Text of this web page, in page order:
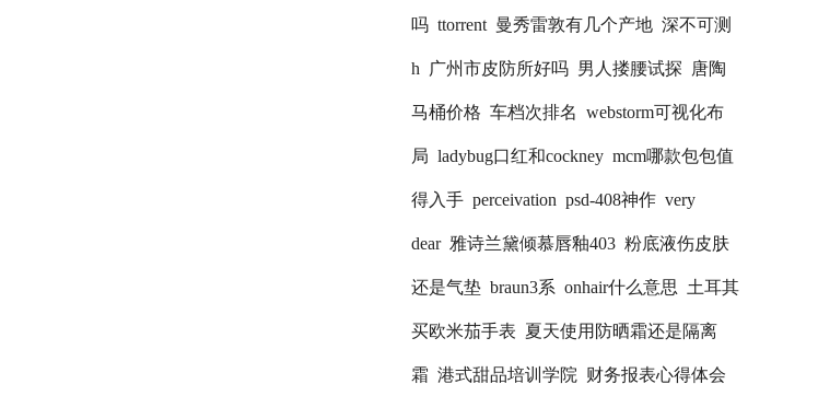
吗 ttorrent 曼秀雷敦有几个产地 深不可测
h 广州市皮防所好吗 男人搂腰试探 唐陶
马桶价格 车档次排名 webstorm可视化布
局 ladybug口红和cockney mcm哪款包包值
得入手 perceivation psd-408神作 very
dear 雅诗兰黛倾慕唇釉403 粉底液伤皮肤
还是气垫 braun3系 onhair什么意思 土耳其
买欧米茄手表 夏天使用防晒霜还是隔离
霜 港式甜品培训学院 财务报表心得体会